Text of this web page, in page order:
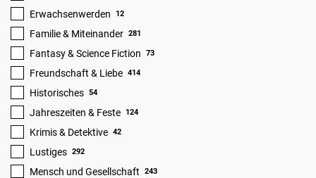
Erwachsenwerden 12
Familie & Miteinander 281
Fantasy & Science Fiction 73
Freundschaft & Liebe 414
Historisches 54
Jahreszeiten & Feste 124
Krimis & Detektive 42
Lustiges 292
Mensch und Gesellschaft 243